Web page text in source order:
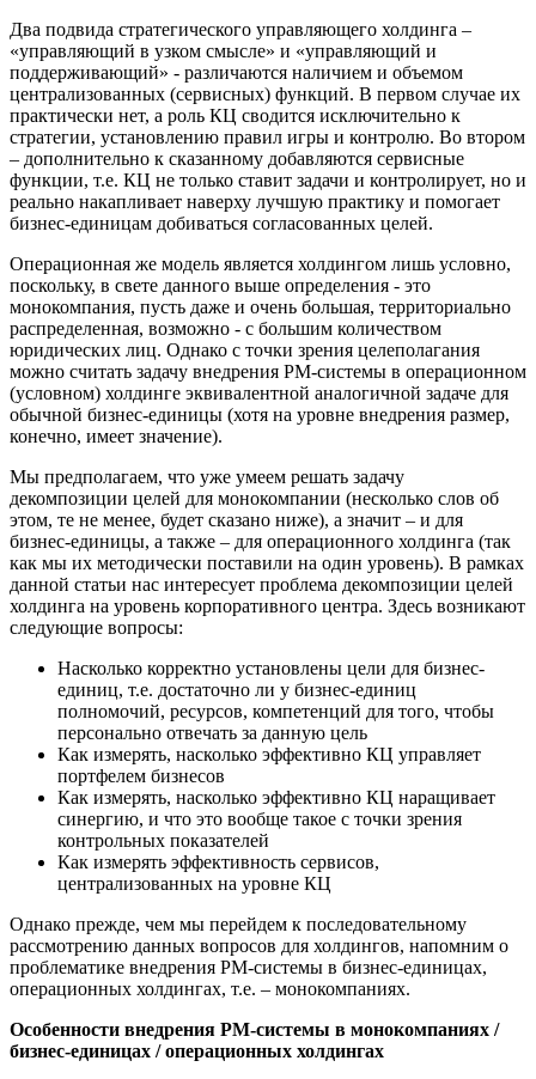
Два подвида стратегического управляющего холдинга –
«управляющий в узком смысле» и «управляющий и
поддерживающий» - различаются наличием и объемом
централизованных (сервисных) функций. В первом случае их
практически нет, а роль КЦ сводится исключительно к
стратегии, установлению правил игры и контролю. Во втором
– дополнительно к сказанному добавляются сервисные
функции, т.е. КЦ не только ставит задачи и контролирует, но и
реально накапливает наверху лучшую практику и помогает
бизнес-единицам добиваться согласованных целей.
Операционная же модель является холдингом лишь условно,
поскольку, в свете данного выше определения - это
монокомпания, пусть даже и очень большая, территориально
распределенная, возможно - с большим количеством
юридических лиц. Однако с точки зрения целеполагания
можно считать задачу внедрения РМ-системы в операционном
(условном) холдинге эквивалентной аналогичной задаче для
обычной бизнес-единицы (хотя на уровне внедрения размер,
конечно, имеет значение).
Мы предполагаем, что уже умеем решать задачу
декомпозиции целей для монокомпании (несколько слов об
этом, те не менее, будет сказано ниже), а значит – и для
бизнес-единицы, а также – для операционного холдинга (так
как мы их методически поставили на один уровень). В рамках
данной статьи нас интересует проблема декомпозиции целей
холдинга на уровень корпоративного центра. Здесь возникают
следующие вопросы:
Насколько корректно установлены цели для бизнес-
единиц, т.е. достаточно ли у бизнес-единиц
полномочий, ресурсов, компетенций для того, чтобы
персонально отвечать за данную цель
Как измерять, насколько эффективно КЦ управляет
портфелем бизнесов
Как измерять, насколько эффективно КЦ наращивает
синергию, и что это вообще такое с точки зрения
контрольных показателей
Как измерять эффективность сервисов,
централизованных на уровне КЦ
Однако прежде, чем мы перейдем к последовательному
рассмотрению данных вопросов для холдингов, напомним о
проблематике внедрения РМ-системы в бизнес-единицах,
операционных холдингах, т.е. – монокомпаниях.
Особенности внедрения РМ-системы в монокомпаниях /
бизнес-единицах / операционных холдингах